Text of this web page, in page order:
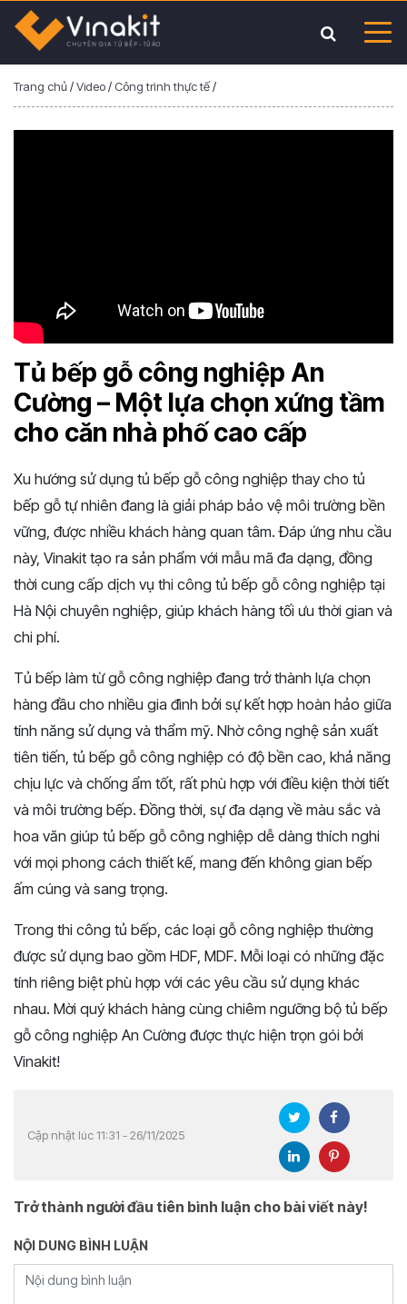
Trang chủ/Video/ Công trình thực tế/
Tủ bếp gỗ công nghiệp An
Cường – Một lựa chọn xứng tầm
cho căn nhà phố cao cấp
Xu hướng sử dụng tủ bếp gỗ công nghiệp thay cho tủ
bếp gỗ tự nhiên đang là giải pháp bảo vệ môi trường bền
vững, được nhiều khách hàng quan tâm. Đáp ứng nhu cầu
này, Vinakit tạo ra sản phẩm với mẫu mã đa dạng, đồng
thời cung cấp dịch vụ thi công tủ bếp gỗ công nghiệp tại
Hà Nội chuyên nghiệp, giúp khách hàng tối ưu thời gian và
chi phí.
Tủ bếp làm từ gỗ công nghiệp đang trở thành lựa chọn
hàng đầu cho nhiều gia đình bởi sự kết hợp hoàn hảo giữa
tính năng sử dụng và thẩm mỹ. Nhờ công nghệ sản xuất
tiên tiến, tủ bếp gỗ công nghiệp có độ bền cao, khả năng
chịu lực và chống ẩm tốt, rất phù hợp với điều kiện thời tiết
và môi trường bếp. Đồng thời, sự đa dạng về màu sắc và
hoa văn giúp tủ bếp gỗ công nghiệp dễ dàng thích nghi
với mọi phong cách thiết kế, mang đến không gian bếp
ấm cúng và sang trọng.
Trong thi công tủ bếp, các loại gỗ công nghiệp thường
được sử dụng bao gồm HDF, MDF. Mỗi loại có những đặc
tính riêng biệt phù hợp với các yêu cầu sử dụng khác
nhau. Mời quý khách hàng cùng chiêm ngưỡng bộ tủ bếp
gỗ công nghiệp An Cường được thực hiện trọn gói bởi
Vinakit!
Cập nhật lúc 11:31 - 26/11/2025
Trở thành người đầu tiên bình luận cho bài viết này!
NỘI DUNG BÌNH LUẬN